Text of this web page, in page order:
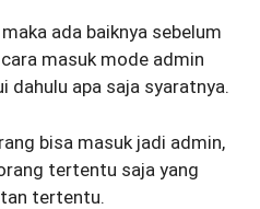
ada baiknya sebelum
masuk mode admin
dahulu apa saja syaratnya.
bisa masuk jadi admin,
tertentu saja yang
tertentu.